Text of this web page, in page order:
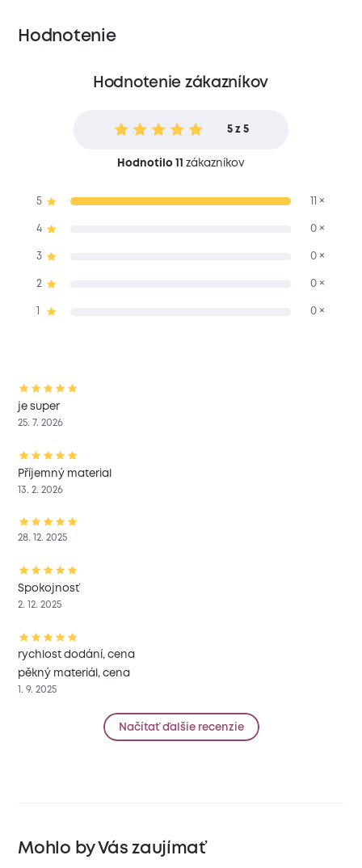
Hodnotenie
Hodnotenie zákazníkov
5 z 5
Hodnotilo 11 zákazníkov
5 11 ×
4 0 ×
3 0 ×
2 0 ×
0 ×
je super
25. 7. 2026
Příjemný material
13. 2. 2026
28. 12. 2025
Spokojnosť
2. 12. 2025
rychlost dodání, cena
pěkný materiál, cena
1. 9. 2025
Načítať ďalšie recenzie
Mohlo by Vás zaujímať